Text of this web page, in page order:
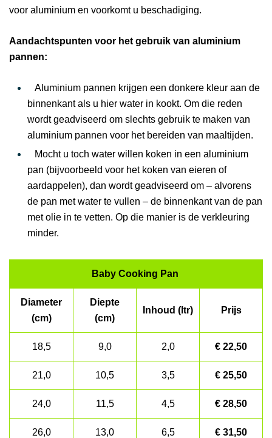
voor aluminium en voorkomt u beschadiging.
Aandachtspunten voor het gebruik van aluminium
pannen:
Aluminium pannen krijgen een donkere kleur aan de
binnenkant als u hier water in kookt. Om die reden
wordt geadviseerd om slechts gebruik te maken van
aluminium pannen voor het bereiden van maaltijden.
Mocht u toch water willen koken in een aluminium
pan (bijvoorbeeld voor het koken van eieren of
aardappelen), dan wordt geadviseerd om – alvorens
de pan met water te vullen – de binnenkant van de pan
met olie in te vetten. Op die manier is de verkleuring
minder.
Baby Cooking Pan
Diameter
(cm)
Diepte
(cm)
Inhoud (ltr) Prijs
18,5 9,0 2,0 € 22,50
21,0 10,5 3,5 € 25,50
24,0 11,5 4,5 € 28,50
26,0 13,0 6,5 € 31,50